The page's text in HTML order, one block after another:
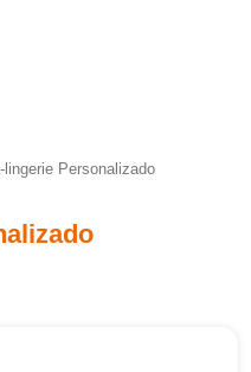
lingerie Personalizado
dados apenas para fins
suas preferências a